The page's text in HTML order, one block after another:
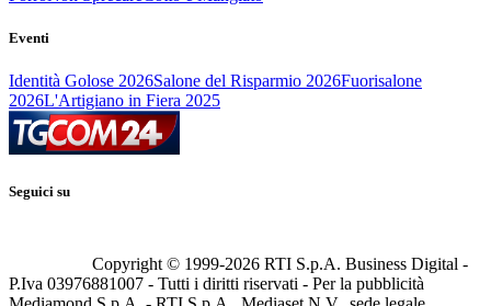
Eventi
Identità Golose 2026Salone del Risparmio 2026Fuorisalone
2026L'Artigiano in Fiera 2025
Seguici su
Copyright © 1999-2026 RTI S.p.A. Business Digital -
P.Iva 03976881007 - Tutti i diritti riservati - Per la pubblicità